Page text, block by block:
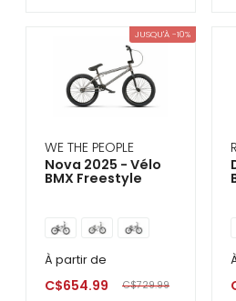
JUSQU'À -10%
WE THE PEOPLE
Nova 2025 - Vélo
BMX Freestyle
À partir de
C$654.99 C$729.99